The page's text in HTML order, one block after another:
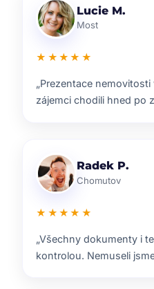
Klára D.
Pardubice
★★★★★
„Rychlá reakce, dobrý
Přesně takhle si
Pavel B.
Brno
★★★★★
„Od prvního setkání bylo
Prodej proběhl hladce a